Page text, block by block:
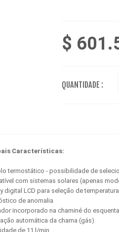
$
QUANTIDADE :
Características:
termostático - possibilidade de
com sistemas solares (apenas
digital LCD para seleção de temperatura
de anomalia
incorporado na chaminé do
automática da chama (gás)
de 11 l/min